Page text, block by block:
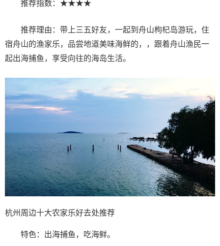
推荐指数：★★★★
推荐理由：带上三五好友，一起到舟山枸杞岛游玩，住
宿舟山的渔家乐，品尝地道美味海鲜的，，跟着舟山渔民一
起出海捕鱼，享受向往的海岛生活。
杭州周边十大农家乐好去处推荐
特色：出海捕鱼，吃海鲜。